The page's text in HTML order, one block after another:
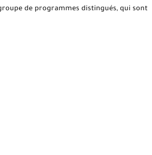
de programmes distingués, qui sont